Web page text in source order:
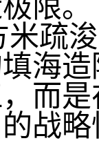
疏
海
而
战